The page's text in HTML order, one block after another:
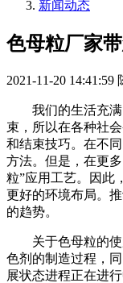
新闻动态
色母粒厂家
2021-11-20 14:41:59
我们的生活充
束，所以在各种社
和结束技巧。在不
方法。但是，在更
粒”应用工艺。因此
更好的环境布局。
的趋势。
关于色母粒的
色剂的制造过程，
展状态进程正在进